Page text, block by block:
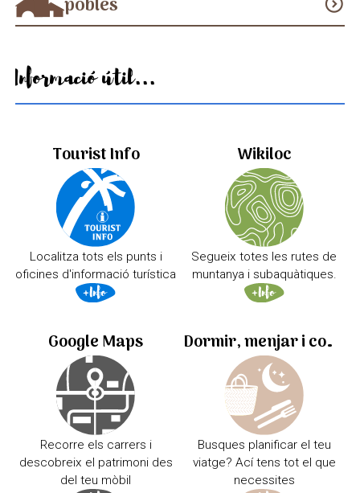
Informació útil...
Tourist Info
Localitza tots els punts i
oficines d'informació turística
Wikiloc
Segueix totes les rutes de
muntanya i subaquàtiques.
Google Maps
Recorre els carrers i
descobreix el patrimoni des
del teu mòbil
Dormir, menjar i comprar
Busques planificar el teu
viatge? Ací tens tot el que
necessites